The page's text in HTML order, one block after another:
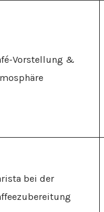
Vorstellung &
bei der